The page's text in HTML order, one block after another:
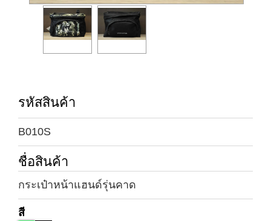
รหัสสินค้า
B010S
ชื่อสินค้า
กระเป๋าหน้าแฮนด์รุ่นคาด
สี